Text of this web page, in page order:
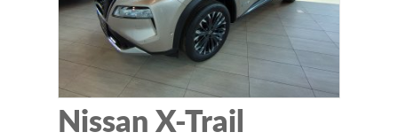
Nissan X-Trail